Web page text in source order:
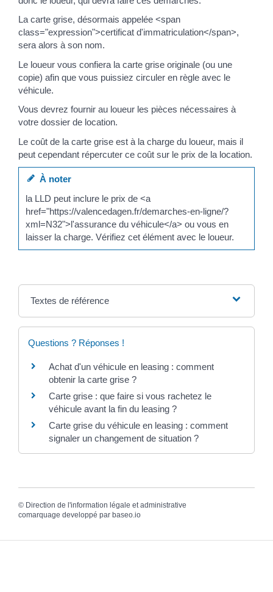
La carte grise, désormais appelée <span
class="expression">certificat d'immatriculation</span>,
sera alors à son nom.
Le loueur vous confiera la carte grise originale (ou une
copie) afin que vous puissiez circuler en règle avec le
véhicule.
Vous devrez fournir au loueur les pièces nécessaires à
votre dossier de location.
Le coût de la carte grise est à la charge du loueur, mais il
peut cependant répercuter ce coût sur le prix de la location.
À noter
la LLD peut inclure le prix de <a
href="https://valencedagen.fr/demarches-en-ligne/?
xml=N32">l'assurance du véhicule</a> ou vous en
laisser la charge. Vérifiez cet élément avec le loueur.
Textes de référence
Questions ? Réponses !
Achat d'un véhicule en leasing : comment
obtenir la carte grise ?
Carte grise : que faire si vous rachetez le
véhicule avant la fin du leasing ?
Carte grise du véhicule en leasing : comment
signaler un changement de situation ?
© Direction de l'information légale et administrative
comarquage developpé par baseo.io